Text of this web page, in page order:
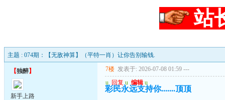
站
主题 : 074期：【无敌神算】（平特一肖）让你告别输钱.
【独醉】
新手上路
7楼 发表于: 2026-07-08 01:59 ---
u 回复 u 编辑 u
彩民永远支持你.......顶顶